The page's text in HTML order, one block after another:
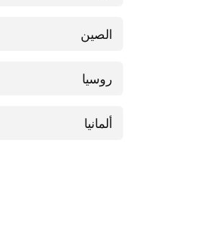
الصين
روسيا
ألمانيا